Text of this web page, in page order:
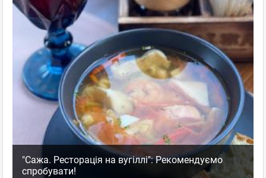
"Сажа. Ресторація на вугіллі": Рекомендуємо
спробувати!